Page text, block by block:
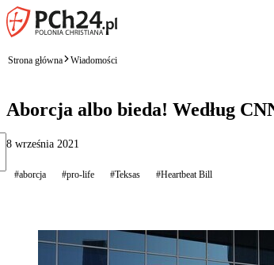
Strona główna Wiadomości
Aborcja albo bieda! Według
8 września 2021
#aborcja #pro-life #Teksas #Heartbeat Bill